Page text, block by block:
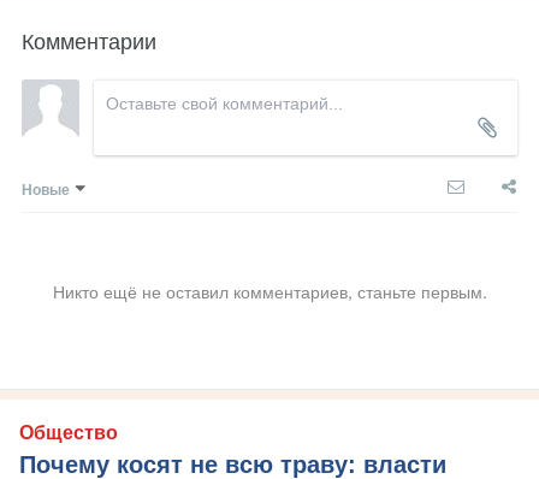
Комментарии
Новые
Никто ещё не оставил комментариев, станьте первым.
Общество
Почему косят не всю траву: власти